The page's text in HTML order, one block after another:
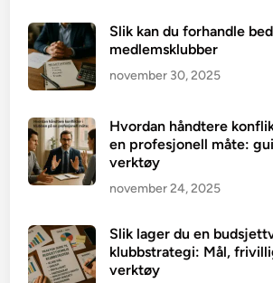
Slik kan du forhandle
medlemsklubber
november 30, 2025
Hvordan håndtere
en profesjonell måte:
verktøy
november 24, 2025
Slik lager du en
klubbstrategi: Mål,
verktøy